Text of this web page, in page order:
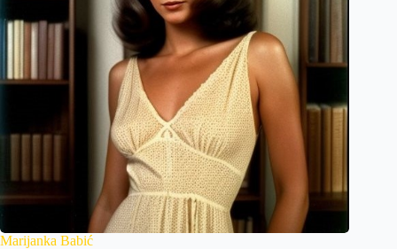
Marijanka Babić